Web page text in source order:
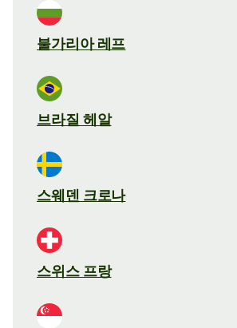
불가리아 레프
브라질 헤알
스웨덴 크로나
스위스 프랑